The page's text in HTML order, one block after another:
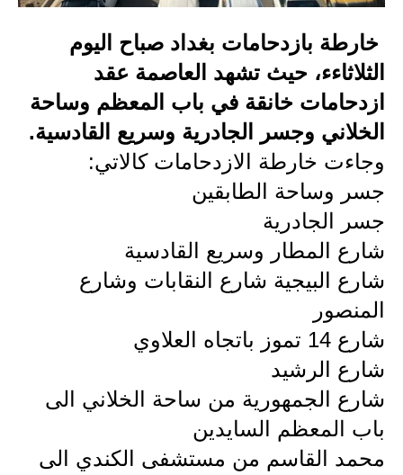
الاخبار الامنية
الاخبار الاقتصادية
المدارس
نتائج الامتحانات
المرحلة الابتدائية
المرحلة المتوسطة
المرحلة الابتدائية
خارطة بازدحامات بغداد صباح اليوم
الثلاثاءء، حيث تشهد العاصمة عقد
ازدحامات خانقة في باب المعظم وساحة
الخلاني وجسر الجادرية وسريع القادسية.
وجاءت خارطة الازدحامات كالاتي:
جسر وساحة الطابقين
جسر الجادرية
شارع المطار وسريع القادسية
شارع البيجية شارع النقابات وشارع
المنصور
شارع 14 تموز باتجاه العلاوي
شارع الرشيد
شارع الجمهورية من ساحة الخلاني الى
باب المعظم السايدين
محمد القاسم من مستشفى الكندي الى